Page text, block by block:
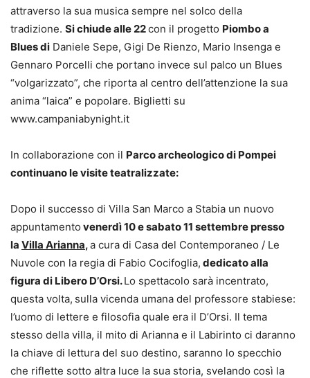
attraverso la sua musica sempre nel solco della
tradizione. Si chiude alle 22con il progetto Piombo a
Bluesdi Daniele Sepe, Gigi De Rienzo, Mario Insenga e
Gennaro Porcelli che portano invece sul palco un Blues
“volgarizzato”, che riporta al centro dell’attenzione la sua
anima “laica” e popolare. Biglietti su
www.campaniabynight.it
In collaborazione con il Parco archeologico di Pompei
continuano le visite teatralizzate:
Dopo il successo di Villa San Marco a Stabia un nuovo
appuntamento venerdì 10 e sabato 11 settembre presso
la Villa Arianna,a cura di Casa del Contemporaneo / Le
Nuvole con la regia di Fabio Cocifoglia, dedicato alla
figura di Libero D’Orsi.Lo spettacolo sarà incentrato,
questa volta, sulla vicenda umana del professore stabiese:
l’uomo di lettere e filosofia quale era il D’Orsi. Il tema
stesso della villa, il mito di Arianna e il Labirinto ci daranno
la chiave di lettura del suo destino, saranno lo specchio
che riflette sotto altra luce la sua storia, svelando così la